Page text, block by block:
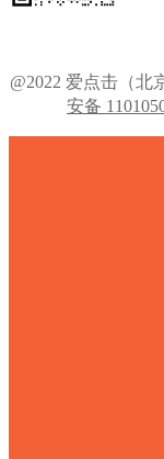
@2022 爱点击（北
安备